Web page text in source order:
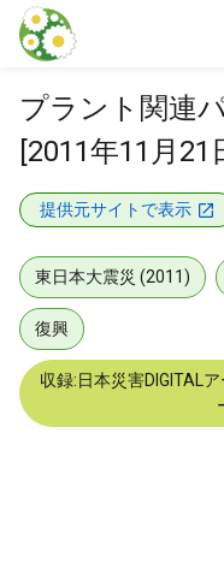
本文に飛ぶ
プラント関連
[2011年11月21
提供元サイトで表示
東日本大震災 (2011)
復興
収録:日本災害DIGITAL